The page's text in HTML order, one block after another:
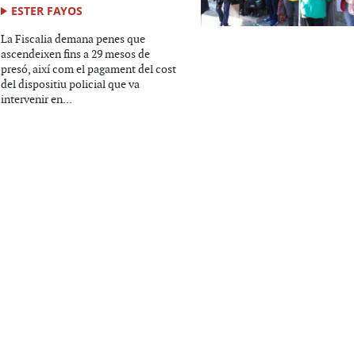
ESTER FAYOS
La Fiscalia demana penes que
ascendeixen fins a 29 mesos de
presó, així com el pagament del cost
del dispositiu policial que va
intervenir en...